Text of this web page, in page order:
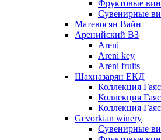
Фруктовые
Cувенирные
Матевосян Вайн
Аренийский ВЗ
Areni
Areni key
Areni fruits
Шахназарян ЕКД
Коллекция
Коллекция
Коллекция
Gevorkian winery
Сувенирные